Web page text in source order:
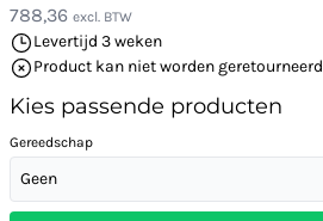
788,36 excl. BTW
Levertijd 3 weken
Product kan niet worden geretourneerd
Kies passende producten
Gereedschap
Geen